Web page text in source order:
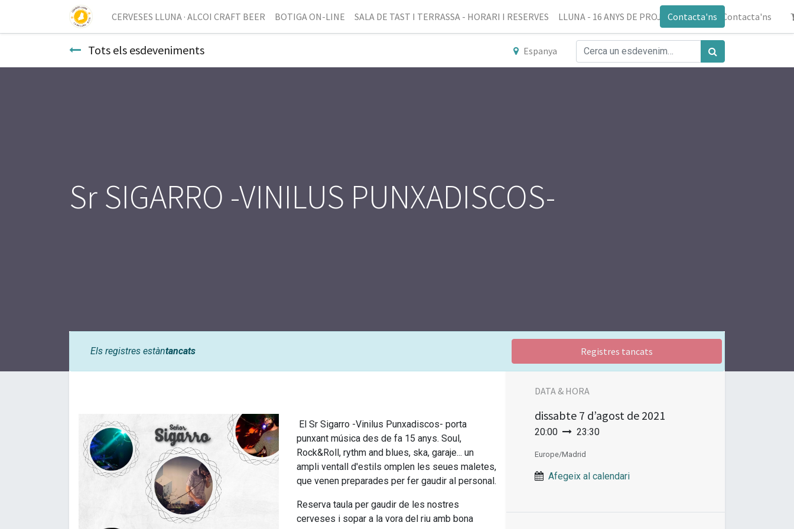
CERVESES LLUNA · ALCOI CRAFT BEER BOTIGA ON-LINE SALA DE TAST I TERRASSA - HORARI I RESERVES LLUNA - 16 ANYS DE PROJECTE Blog Contacta'ns
Contacta'ns
Tots els esdeveniments Espanya
Sr SIGARRO -VINILUS PUNXADISCOS-
Els registres estàntancats Registres tancats
El Sr Sigarro -Vinilus Punxadiscos- porta
punxant música des de fa 15 anys. Soul,
Rock&Roll, rythm and blues, ska, garaje... un
ampli ventall d'estils omplen les seues maletes,
que venen preparades per fer gaudir al personal.
Reserva taula per gaudir de les nostres
cerveses i sopar a la vora del riu amb bona
DATA & HORA
dissabte 7 d’agost de 2021
20:00 23:30
Europe/Madrid
Afegeix al calendari